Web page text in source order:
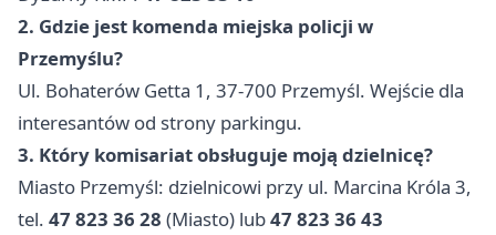
2. Gdzie jest komenda miejska policji w
Przemyślu?
Ul. Bohaterów Getta 1, 37-700 Przemyśl. Wejście dla
interesantów od strony parkingu.
3. Który komisariat obsługuje moją dzielnicę?
Miasto Przemyśl: dzielnicowi przy ul. Marcina Króla 3,
tel. 47 823 36 28 (Miasto) lub47 823 36 43